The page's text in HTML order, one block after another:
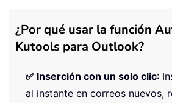
¿Por qué usar la función
Kutools para Outlook?
✅ Inserción con un solo clic:
al instante en correos nuevos,